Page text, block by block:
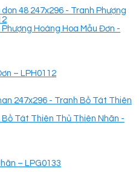
– LPH0112
– LPG0133